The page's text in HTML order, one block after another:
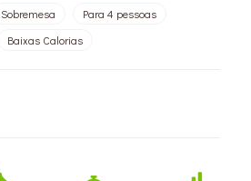
Sobremesa
Para 4 pessoas
Baixas Calorias